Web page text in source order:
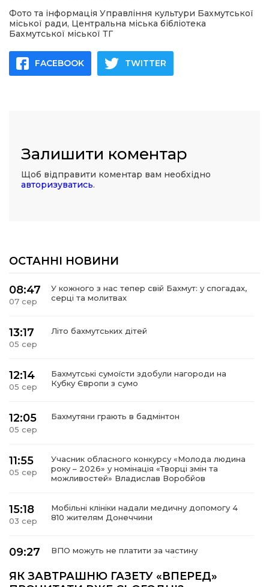
Фото та інформація Управління культури Бахмутської
міської ради, Центральна міська бібліотека
Бахмутської міської ТГ
FACEBOOK TWITTER
Залишити коментар
Щоб відправити коментар вам необхідно
авторизуватись.
ОСТАННІ НОВИНИ
08:47
07 сер
У кожного з нас тепер свій Бахмут: у спогадах,
серці та молитвах
13:17
05 сер
Літо бахмутських дітей
12:14
05 сер
Бахмутські сумоїсти здобули нагороди на
Кубку Європи з сумо
12:05
05 сер
Бахмутяни грають в бадмінтон
11:55
05 сер
Учасник обласного конкурсу «Молода людина
року – 2026» у номінація «Творці змін та
можливостей» Владислав Воробйов
15:18
03 сер
Мобільні клініки надали медичну допомогу 4
810 жителям Донеччини
09:27
ВПО можуть не платити за частину
комунальних послуг: про що йдеться
ЯК ЗАВТРАШНЮ ГАЗЕТУ «ВПЕРЕД»